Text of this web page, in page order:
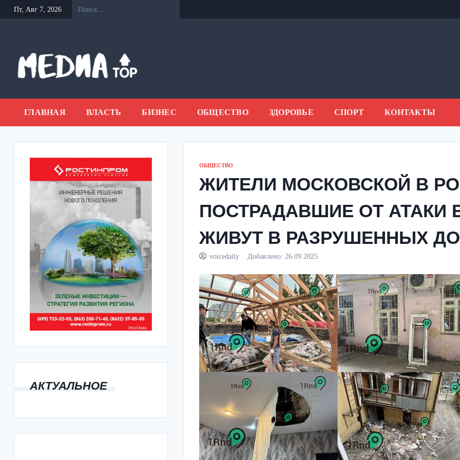
Перейти
к
Пт, Авг 7, 2026
ГЛАВНАЯ ВЛАСТЬ БИЗНЕС ОБЩЕСТВО ЗДОРОВЬЕ СПОРТ КОНТАКТЫ
АКТУАЛЬНОЕ
ОБЩЕСТВО
ЖИТЕЛИ МОСКОВСКОЙ В
ПОСТРАДАВШИЕ ОТ АТАКИ
ЖИВУТ В РАЗРУШЕННЫХ
voicedaily Добавлено: 26.09.2025